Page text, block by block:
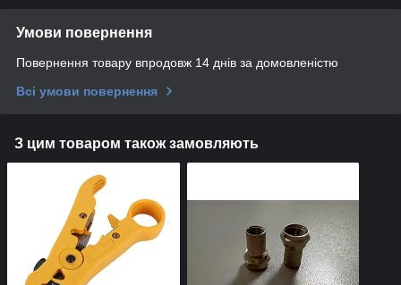
Умови повернення
Повернення товару впродовж 14 днів за домовленістю
Всі умови повернення
З цим товаром також замовляють